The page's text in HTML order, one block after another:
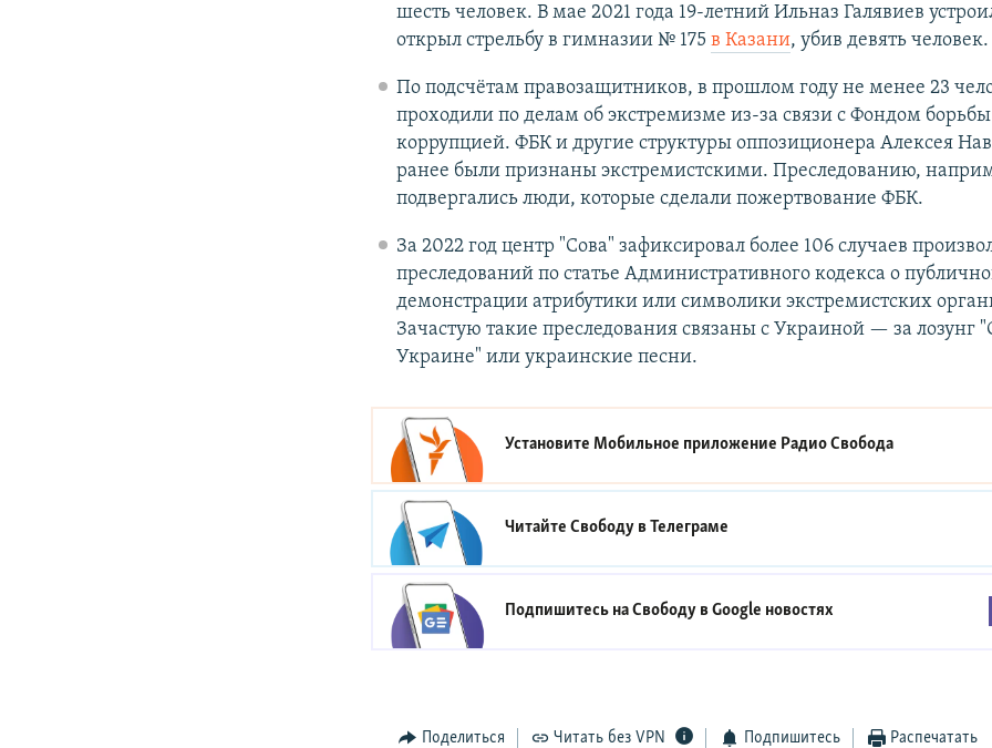
шесть человек. В мае 2021 года 19-летний Ильназ Галявиев
открыл стрельбу в гимназии № 175 в Казани, убив девять человек.
По подсчётам правозащитников, в прошлом году не менее 23
проходили по делам об экстремизме из-за связи с Фондом борьбы
коррупцией. ФБК и другие структуры оппозиционера Алексея
ранее были признаны экстремистскими. Преследованию,
подвергались люди, которые сделали пожертвование ФБК.
За 2022 год центр "Сова" зафиксировал более 106 случаев
преследований по статье Административного кодекса о
демонстрации атрибутики или символики экстремистских
Зачастую такие преследования связаны с Украиной — за лозунг
Украине" или украинские песни.
Установите Мобильное приложение Радио Свобода
Читайте Свободу вТелеграме
Подпишитесь на Свободу вGoogle новостях
Поделиться Читать без VPN Подпишитесь Распечатать